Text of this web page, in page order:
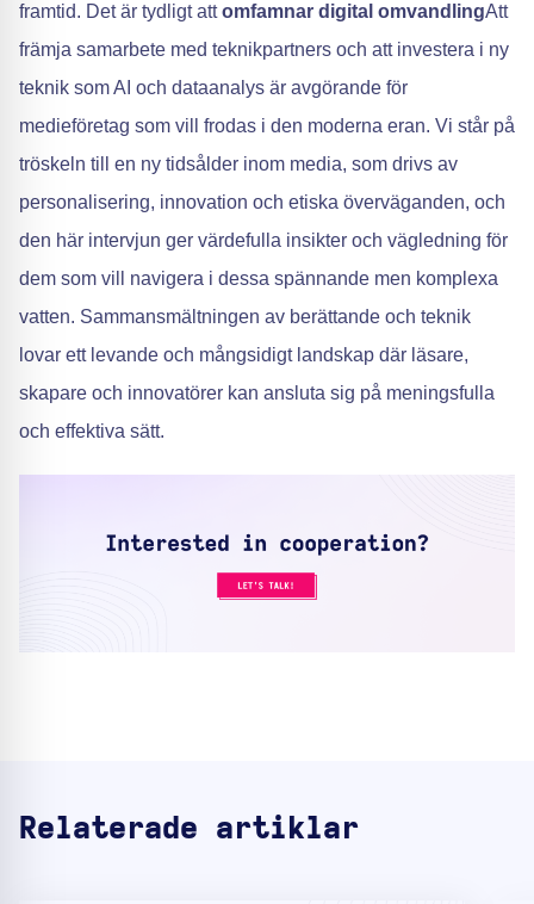
framtid. Det är tydligt attomfamnar digital omvandlingAtt
främja samarbete med teknikpartners och att investera i ny
teknik som AI och dataanalys är avgörande för
medieföretag som vill frodas i den moderna eran. Vi står på
tröskeln till en ny tidsålder inom media, som drivs av
personalisering, innovation och etiska överväganden, och
den här intervjun ger värdefulla insikter och vägledning för
dem som vill navigera i dessa spännande men komplexa
vatten. Sammansmältningen av berättande och teknik
lovar ett levande och mångsidigt landskap där läsare,
skapare och innovatörer kan ansluta sig på meningsfulla
och effektiva sätt.
Relaterade artiklar